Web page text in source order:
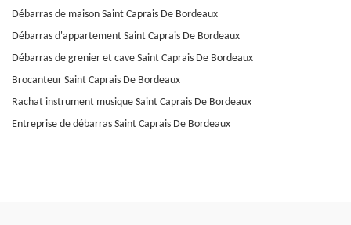
Débarras de maison Saint Caprais De Bordeaux
Débarras d'appartement Saint Caprais De Bordeaux
Débarras de grenier et cave Saint Caprais De Bordeaux
Brocanteur Saint Caprais De Bordeaux
Rachat instrument musique Saint Caprais De Bordeaux
Entreprise de débarras Saint Caprais De Bordeaux